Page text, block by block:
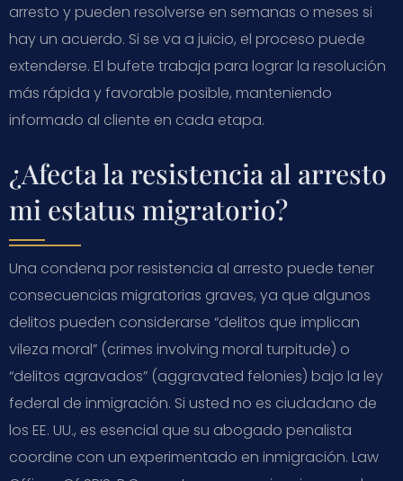
arresto y pueden resolverse en semanas o meses si
hay un acuerdo. Si se va a juicio, el proceso puede
extenderse. El bufete trabaja para lograr la resolución
más rápida y favorable posible, manteniendo
informado al cliente en cada etapa.
¿Afecta la resistencia al arresto
mi estatus migratorio?
Una condena por resistencia al arresto puede tener
consecuencias migratorias graves, ya que algunos
delitos pueden considerarse “delitos que implican
vileza moral” (crimes involving moral turpitude) o
“delitos agravados” (aggravated felonies) bajo la ley
federal de inmigración. Si usted no es ciudadano de
los EE. UU., es esencial que su abogado penalista
coordine con un experimentado en inmigración. Law